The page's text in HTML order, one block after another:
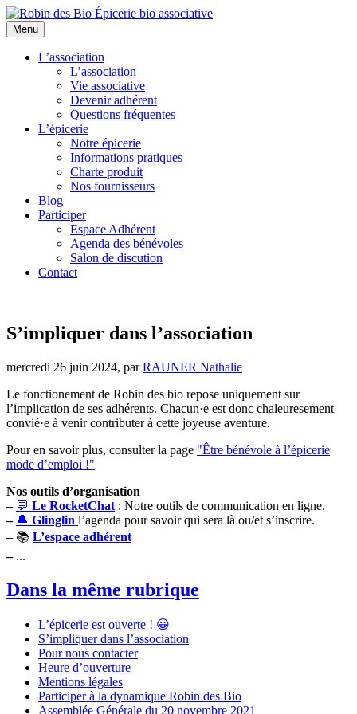
Menu
L’association
L’association
Vie associative
Devenir adhérent
Questions fréquentes
L’épicerie
Notre épicerie
Informations pratiques
Charte produit
Nos fournisseurs
Blog
Participer
Espace Adhérent
Agenda des bénévoles
Salon de discution
Contact
S’impliquer dans l’association
mercredi 26 juin 2024, parRAUNER Nathalie
Le fonctionement de Robin des bio repose uniquement sur
l’implication de ses adhérents. Chacun·e est donc chaleuresement
convié·e à venir contributer à cette joyeuse aventure.
Pour en savoir plus, consulter la page "Être bénévole à l’épicerie
mode d’emploi !"
Nos outils d’organisation
– 💬 Le RocketChat : Notre outils de communication en ligne.
– 🔔 Glinglin l’agenda pour savoir qui sera là ou/et s’inscrire.
–📚 L’espace adhérent
–...
Dans la même rubrique
L’épicerie est ouverte ! 😀
S’impliquer dans l’association
Pour nous contacter
Heure d’ouverture
Mentions légales
Participer à la dynamique Robin des Bio
Assemblée Générale du 20 novembre 2021